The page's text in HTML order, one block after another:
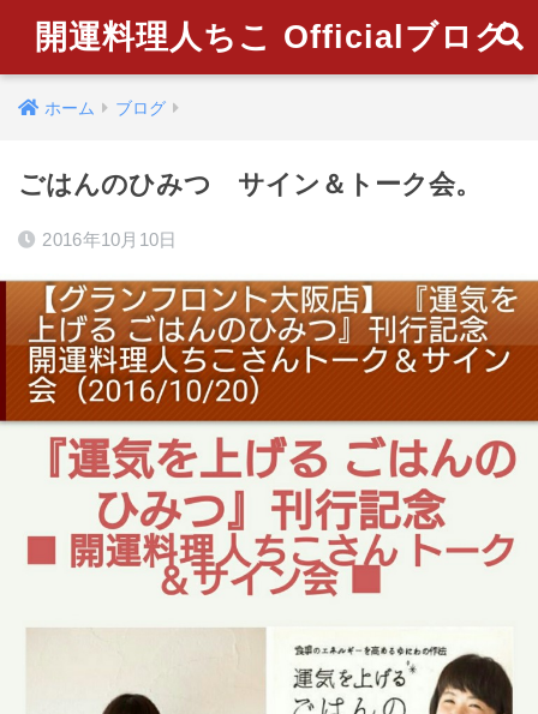
開運料理人ちこ Officialブログ
ホーム ブログ
ごはんのひみつ サイン＆トーク会。
2016年10月10日